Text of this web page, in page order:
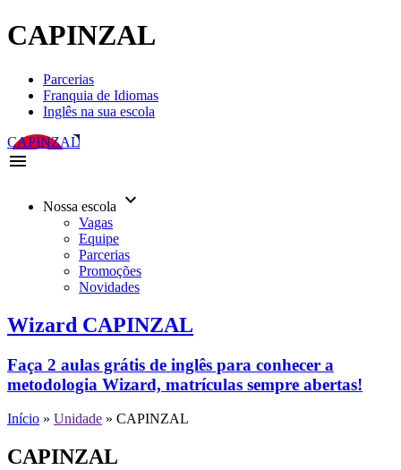
CAPINZAL
Parcerias
Franquia de Idiomas
Inglês na sua escola
CAPINZAL
menu
Nossa escola keyboard_arrow_down
Vagas
Equipe
Parcerias
Promoções
Novidades
Wizard CAPINZAL
Faça 2 aulas grátis de inglês para conhecer a
metodologia Wizard, matrículas sempre abertas!
Início » Unidade » CAPINZAL
CAPINZAL